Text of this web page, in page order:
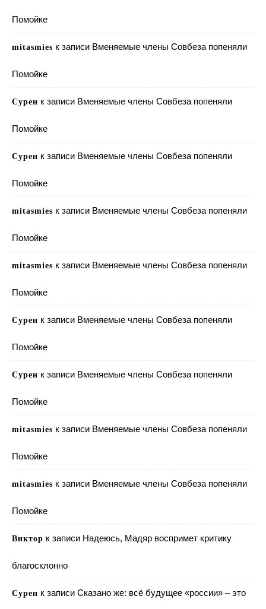
Помойке
mitasmies к записи Вменяемые члены Совбеза попеняли
Помойке
Сурен к записи Вменяемые члены Совбеза попеняли
Помойке
Сурен к записи Вменяемые члены Совбеза попеняли
Помойке
mitasmies к записи Вменяемые члены Совбеза попеняли
Помойке
mitasmies к записи Вменяемые члены Совбеза попеняли
Помойке
Сурен к записи Вменяемые члены Совбеза попеняли
Помойке
Сурен к записи Вменяемые члены Совбеза попеняли
Помойке
mitasmies к записи Вменяемые члены Совбеза попеняли
Помойке
mitasmies к записи Вменяемые члены Совбеза попеняли
Помойке
Виктор к записи Надеюсь, Мадяр воспримет критику
благосклонно
Сурен к записи Сказано же: всё будущее «россии» – это